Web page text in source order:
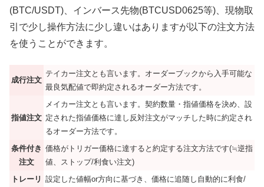
(BTC/USDT)、インバース先物(BTCUSD0625等)、現物取
引で少し操作方法に少し違いはありますが以下の注文方法
を使うことができます。
成行注文
テイカー注文とも言います。オーダーブックから入手可能な
最良気配値で即約定されるオーダー方法です。
指値注文
メイカー注文とも言います。契約数量・指値価格を決め、設
定された指値価格に達し反対注文がマッチした時に約定され
るオーダー方法です。
条件付き
注文
価格がトリガー価格に達すると約定する注文方法です(≒逆指
値、ストップ/利食い注文)
トレーリ 設定した値幅or方向に基づき、価格に追随し自動的に利食/